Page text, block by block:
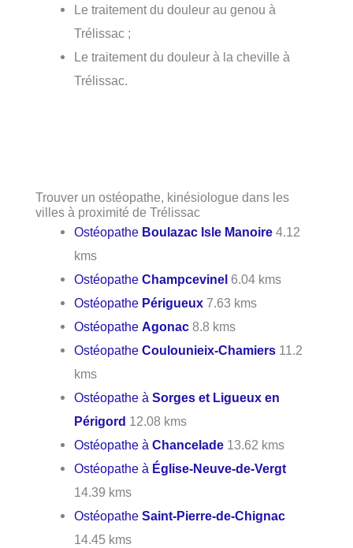
Le traitement du douleur au genou à
Trélissac ;
Le traitement du douleur à la cheville à
Trélissac.
Trouver un ostéopathe, kinésiologue dans les
villes à proximité de Trélissac
Ostéopathe Boulazac Isle Manoire 4.12
kms
OstéopatheChampcevinel 6.04 kms
Ostéopathe Périgueux 7.63 kms
OstéopatheAgonac 8.8 kms
OstéopatheCoulounieix-Chamiers 11.2
kms
Ostéopathe àSorges et Ligueux en
Périgord 12.08 kms
Ostéopathe àChancelade 13.62 kms
Ostéopathe à Église-Neuve-de-Vergt
14.39 kms
OstéopatheSaint-Pierre-de-Chignac
14.45 kms